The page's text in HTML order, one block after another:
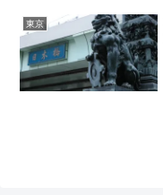
東京